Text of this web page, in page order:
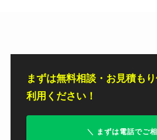
まずは無料相談・お見積も
利用ください！
＼ まずは電話でご